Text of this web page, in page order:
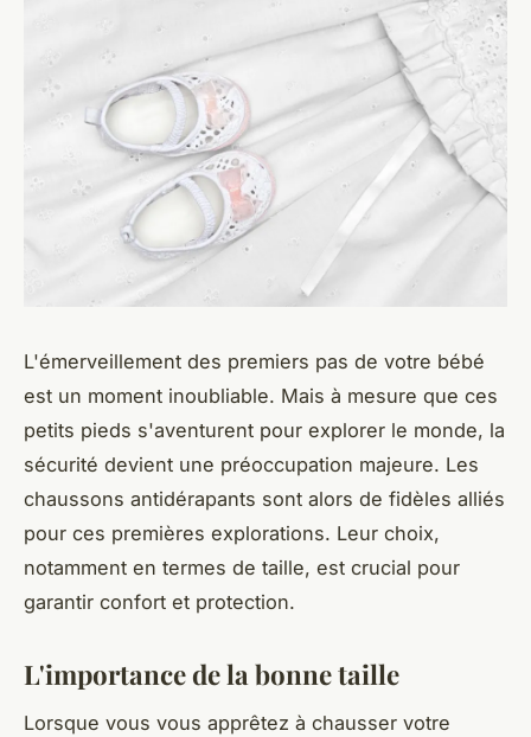
L'émerveillement des premiers pas de votre bébé
est un moment inoubliable. Mais à mesure que ces
petits pieds s'aventurent pour explorer le monde, la
sécurité devient une préoccupation majeure. Les
chaussons antidérapants sont alors de fidèles alliés
pour ces premières explorations. Leur choix,
notamment en termes de taille, est crucial pour
garantir confort et protection.
L'importance de la bonne taille
Lorsque vous vous apprêtez à chausser votre